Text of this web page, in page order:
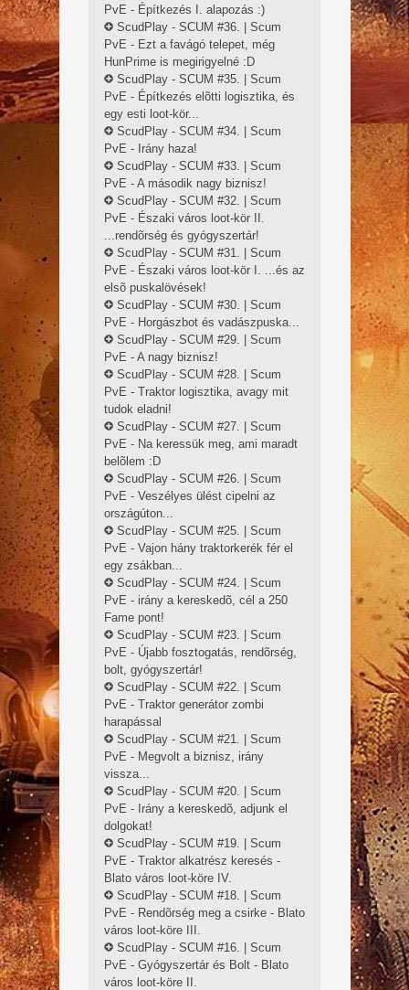
PvE - Építkezés I. alapozás :)
ScudPlay - SCUM #36. | Scum
PvE - Ezt a favágó telepet, még
HunPrime is megirigyelné :D
ScudPlay - SCUM #35. | Scum
PvE - Építkezés elõtti logisztika, és
egy esti loot-kör...
ScudPlay - SCUM #34. | Scum
PvE - Irány haza!
ScudPlay - SCUM #33. | Scum
PvE - A második nagy biznisz!
ScudPlay - SCUM #32. | Scum
PvE - Északi város loot-kör II.
...rendõrség és gyógyszertár!
ScudPlay - SCUM #31. | Scum
PvE - Északi város loot-kör I. ...és az
elsõ puskalövések!
ScudPlay - SCUM #30. | Scum
PvE - Horgászbot és vadászpuska...
ScudPlay - SCUM #29. | Scum
PvE - A nagy biznisz!
ScudPlay - SCUM #28. | Scum
PvE - Traktor logisztika, avagy mit
tudok eladni!
ScudPlay - SCUM #27. | Scum
PvE - Na keressük meg, ami maradt
belõlem :D
ScudPlay - SCUM #26. | Scum
PvE - Veszélyes ülést cipelni az
országúton...
ScudPlay - SCUM #25. | Scum
PvE - Vajon hány traktorkerék fér el
egy zsákban...
ScudPlay - SCUM #24. | Scum
PvE - irány a kereskedõ, cél a 250
Fame pont!
ScudPlay - SCUM #23. | Scum
PvE - Újabb fosztogatás, rendõrség,
bolt, gyógyszertár!
ScudPlay - SCUM #22. | Scum
PvE - Traktor generátor zombi
harapással
ScudPlay - SCUM #21. | Scum
PvE - Megvolt a biznisz, irány
vissza...
ScudPlay - SCUM #20. | Scum
PvE - Irány a kereskedõ, adjunk el
dolgokat!
ScudPlay - SCUM #19. | Scum
PvE - Traktor alkatrész keresés -
Blato város loot-köre IV.
ScudPlay - SCUM #18. | Scum
PvE - Rendõrség meg a csirke - Blato
város loot-köre III.
ScudPlay - SCUM #16. | Scum
PvE - Gyógyszertár és Bolt - Blato
város loot-köre II.